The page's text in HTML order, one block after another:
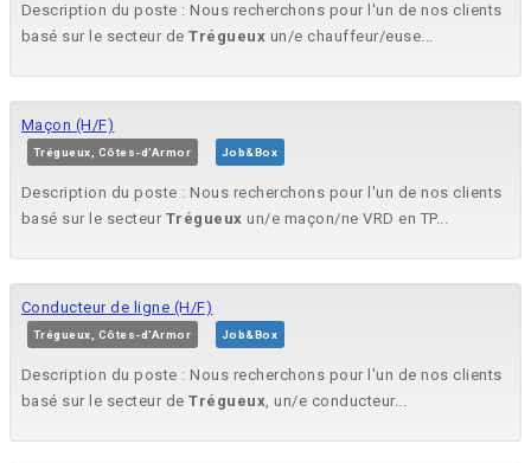
Description du poste : Nous recherchons pour l'un de nos clients
basé sur le secteur deTrégueux un/e chauffeur/euse...
Maçon (H/F)
Trégueux, Côtes-d'Armor Job&Box
Description du poste : Nous recherchons pour l'un de nos clients
basé sur le secteur Trégueux un/e maçon/ne VRD en TP...
Conducteur de ligne (H/F)
Trégueux, Côtes-d'Armor Job&Box
Description du poste : Nous recherchons pour l'un de nos clients
basé sur le secteur deTrégueux, un/e conducteur...